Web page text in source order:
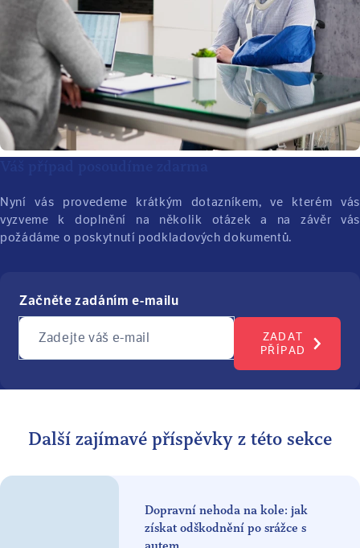
Nyní vás provedeme krátkým dotazníkem, ve kterém vás
vyzveme k doplnění na několik otázek a na závěr vás
požádáme o poskytnutí podkladových dokumentů.
Začněte zadáním e-mailu
Zadejte váš e-mail
ZADAT
PŘÍPAD
Další zajímavé příspěvky z této sekce
Dopravní nehoda na kole: jak
získat odškodnění po srážce s